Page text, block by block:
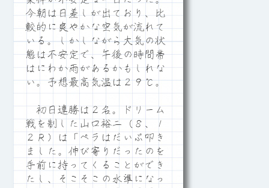
今朝は日差しが出ており、比
較的に爽やかな空気が流れて
いる。しかしながら大気の状
態は不安定で、午後の時間帯
はにわか雨があるかもしれな
い。予想最高気温は２９℃。
初日連勝は２名。ドリーム
戦を制した山口裕二（８、１
２Ｒ）は「ペラはだいぶ叩き
ました。伸び寄りだったのを
手前に持ってくることができ
たし、そこそこの水準になっ